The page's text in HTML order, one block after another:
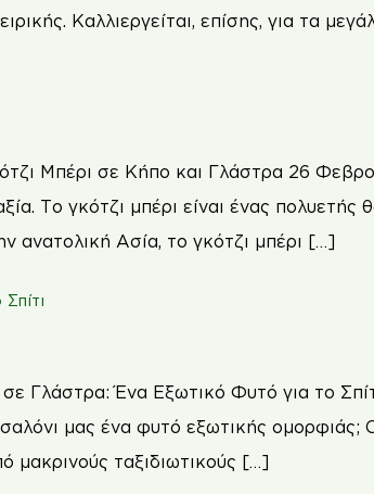
Καλλιεργείται, επίσης, για τα
Μπέρι σε Κήπο και Γλάστρα 26
Το γκότζι μπέρι είναι ένας
ανατολική Ασία, το γκότζι μπέρι […]
Γλάστρα: Ένα Εξωτικό Φυτό για το
μας ένα φυτό εξωτικής ομορφιάς;
μακρινούς ταξιδιωτικούς […]